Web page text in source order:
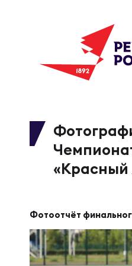
Новости
Матчи
Турниры
Федерация
«Красный
Фотоотчёт